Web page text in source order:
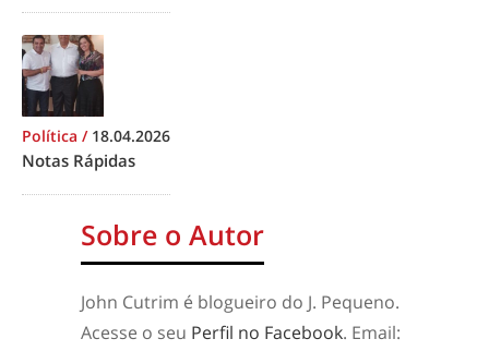
Política / 18.04.2026
Notas Rápidas
Sobre o Autor
John Cutrim é blogueiro do J. Pequeno.
Acesse o seu Perfil no Facebook. Email: